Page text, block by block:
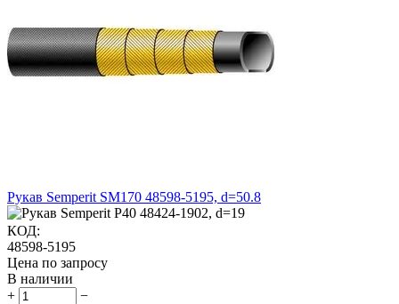
Рукав Semperit SM170 48598-5195, d=50.8
КОД:
48598-5195
Цена по запросу
В наличии
+
−